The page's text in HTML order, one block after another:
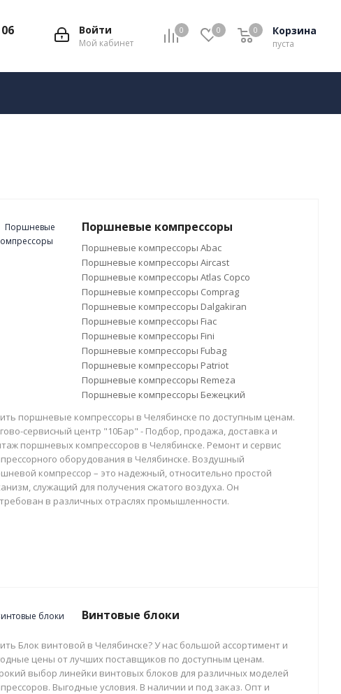
0 0 Корзина
пуста
0
Войти
Мой кабинет
Поршневые компрессоры
Поршневые компрессоры Abac
Поршневые компрессоры Aircast
Поршневые компрессоры Atlas Copco
Поршневые компрессоры Comprag
Поршневые компрессоры Dalgakiran
Поршневые компрессоры Fiac
Поршневые компрессоры Fini
Поршневые компрессоры Fubag
Поршневые компрессоры Patriot
Поршневые компрессоры Remeza
Поршневые компрессоры Бежецкий
поршневые компрессоры в Челябинске по доступным ценам.
сервисный центр "10Бар" - Подбор, продажа, доставка и
поршневых компрессоров в Челябинске. Ремонт и сервис
оборудования в Челябинске. Воздушный
компрессор – это надежный, относительно простой
служащий для получения сжатого воздуха. Он
в различных отраслях промышленности.
Винтовые блоки
Блок винтовой в Челябинске? У нас большой ассортимент и
цены от лучших поставщиков по доступным ценам.
выбор линейки винтовых блоков для различных моделей
Выгодные условия. В наличии и под заказ. Опт и